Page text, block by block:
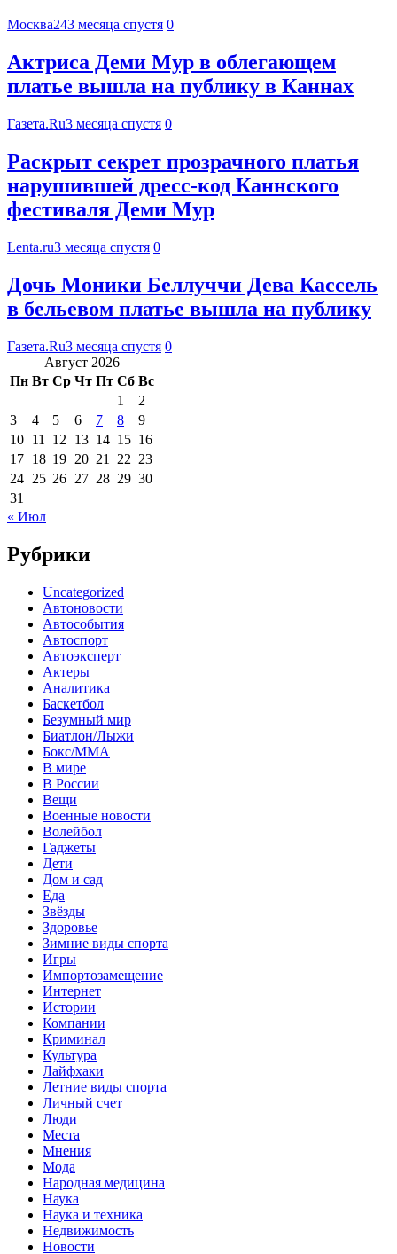
Москва243 месяца спустя 0
Актриса Деми Мур в облегающем
платье вышла на публику в Каннах
Газета.Ru3 месяца спустя 0
Раскрыт секрет прозрачного платья
нарушившей дресс-код Каннского
фестиваля Деми Мур
Lenta.ru3 месяца спустя 0
Дочь Моники Беллуччи Дева Кассель
в бельевом платье вышла на публику
Газета.Ru3 месяца спустя 0
Август 2026
Пн Вт Ср Чт Пт Сб Вс
1
2
3
4 5 6 7 8
9
10 11 12 13 14 15 16
17 18 19 20 21 22 23
24 25 26 27 28 29 30
31
« Июл
Рубрики
Uncategorized
Автоновости
Автособытия
Автоспорт
Автоэксперт
Актеры
Аналитика
Баскетбол
Безумный мир
Биатлон/Лыжи
Бокс/MMA
В мире
В России
Вещи
Военные новости
Волейбол
Гаджеты
Дети
Дом и сад
Еда
Звёзды
Здоровье
Зимние виды спорта
Игры
Импортозамещение
Интернет
Истории
Компании
Криминал
Культура
Лайфхаки
Летние виды спорта
Личный счет
Люди
Места
Мнения
Мода
Народная медицина
Наука
Наука и техника
Недвижимость
Новости